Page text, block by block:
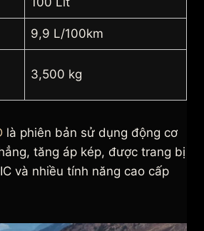
9,9 L/100km
3,500 kg
là phiên bản sử dụng động cơ
tăng áp kép, được trang bị
và nhiều tính năng cao cấp